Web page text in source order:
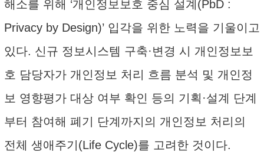
해소를 위해 ‘개인정보보호 중심 설계(PbD :
Privacy by Design)’ 입각을 위한 노력을 기울이고
있다. 신규 정보시스템 구축·변경 시 개인정보보
호 담당자가 개인정보 처리 흐름 분석 및 개인정
보 영향평가 대상 여부 확인 등의 기획·설계 단계
부터 참여해 폐기 단계까지의 개인정보 처리의
전체 생애주기(Life Cycle)를 고려한 것이다.